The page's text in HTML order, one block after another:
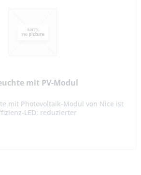
mit PV-Modul
mit Photovoltaik-Modul von Nice ist
LED: reduzierter